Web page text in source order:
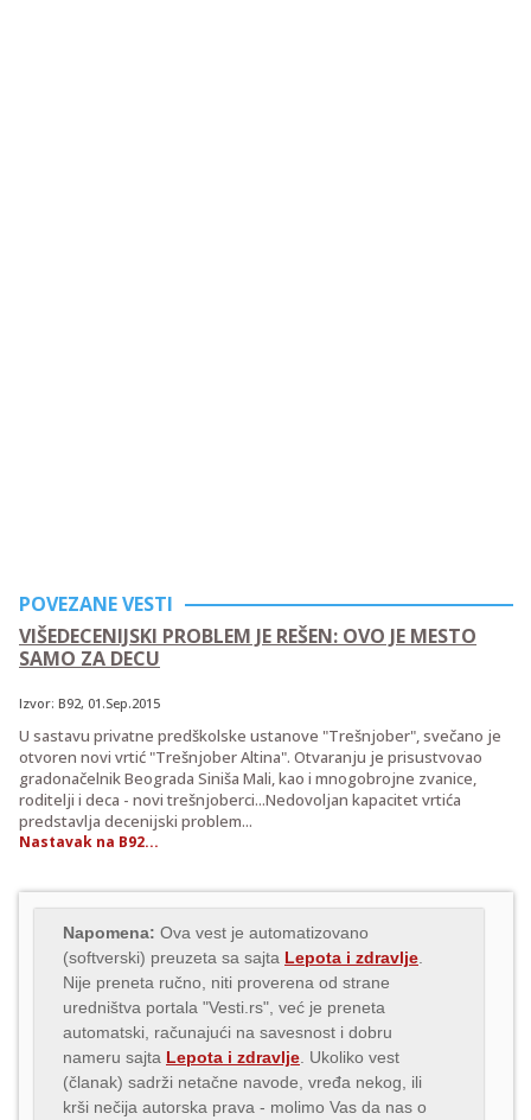
POVEZANE VESTI
VIŠEDECENIJSKI PROBLEM JE REŠEN: OVO JE MESTO
SAMO ZA DECU
Izvor: B92, 01.Sep.2015
U sastavu privatne predškolske ustanove "Trešnjober", svečano je
otvoren novi vrtić "Trešnjober Altina". Otvaranju je prisustvovao
gradonačelnik Beograda Siniša Mali, kao i mnogobrojne zvanice,
roditelji i deca - novi trešnjoberci...Nedovoljan kapacitet vrtića
predstavlja decenijski problem...
Nastavak na B92...
Napomena: Ova vest je automatizovano
(softverski) preuzeta sa sajta Lepota i zdravlje
Nije preneta ručno, niti proverena od strane
uredništva portala "Vesti.rs", već je preneta
automatski, računajući na savesnost i dobru
nameru sajta Lepota i zdravlje . Ukoliko vest
(članak) sadrži netačne navode, vređa nekog, ili
krši nečija autorska prava - molimo Vas da nas o